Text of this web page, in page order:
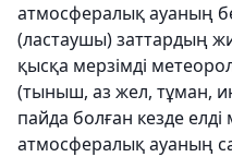
атмосфералық ауаның
(ластаушы) заттардың
қысқа мерзімді
(тыныш, аз жел, тұман,
пайда болған кезде елді
атмосфералық ауаның